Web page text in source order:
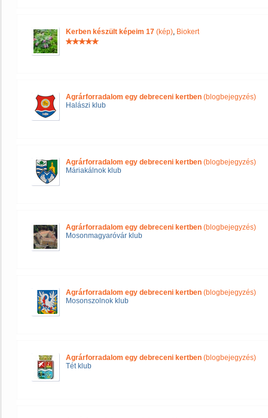
Kerben készült képeim 17 (kép), Biokert
Agrárforradalom egy debreceni kertben (blogbejegyzés)
Halászi klub
Agrárforradalom egy debreceni kertben (blogbejegyzés)
Máriakálnok klub
Agrárforradalom egy debreceni kertben (blogbejegyzés)
Mosonmagyaróvár klub
Agrárforradalom egy debreceni kertben (blogbejegyzés)
Mosonszolnok klub
Agrárforradalom egy debreceni kertben (blogbejegyzés)
Tét klub